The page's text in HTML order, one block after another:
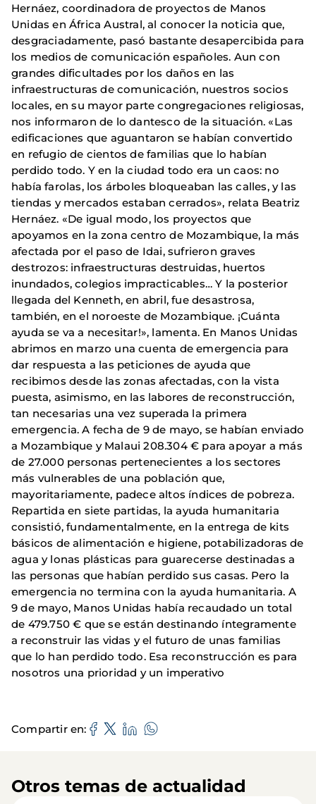
Hernáez, coordinadora de proyectos de Manos
Unidas en África Austral, al conocer la noticia que,
desgraciadamente, pasó bastante desapercibida para
los medios de comunicación españoles. Aun con
grandes dificultades por los daños en las
infraestructuras de comunicación, nuestros socios
locales, en su mayor parte congregaciones religiosas,
nos informaron de lo dantesco de la situación. «Las
edificaciones que aguantaron se habían convertido
en refugio de cientos de familias que lo habían
perdido todo. Y en la ciudad todo era un caos: no
había farolas, los árboles bloqueaban las calles, y las
tiendas y mercados estaban cerrados», relata Beatriz
Hernáez. «De igual modo, los proyectos que
apoyamos en la zona centro de Mozambique, la más
afectada por el paso de Idai, sufrieron graves
destrozos: infraestructuras destruidas, huertos
inundados, colegios impracticables… Y la posterior
llegada del Kenneth, en abril, fue desastrosa,
también, en el noroeste de Mozambique. ¡Cuánta
ayuda se va a necesitar!», lamenta. En Manos Unidas
abrimos en marzo una cuenta de emergencia para
dar respuesta a las peticiones de ayuda que
recibimos desde las zonas afectadas, con la vista
puesta, asimismo, en las labores de reconstrucción,
tan necesarias una vez superada la primera
emergencia. A fecha de 9 de mayo, se habían enviado
a Mozambique y Malaui 208.304 € para apoyar a más
de 27.000 personas pertenecientes a los sectores
más vulnerables de una población que,
mayoritariamente, padece altos índices de pobreza.
Repartida en siete partidas, la ayuda humanitaria
consistió, fundamentalmente, en la entrega de kits
básicos de alimentación e higiene, potabilizadoras de
agua y lonas plásticas para guarecerse destinadas a
las personas que habían perdido sus casas. Pero la
emergencia no termina con la ayuda humanitaria. A
9 de mayo, Manos Unidas había recaudado un total
de 479.750 € que se están destinando íntegramente
a reconstruir las vidas y el futuro de unas familias
que lo han perdido todo. Esa reconstrucción es para
nosotros una prioridad y un imperativo
Compartir en
Otros temas de actualidad